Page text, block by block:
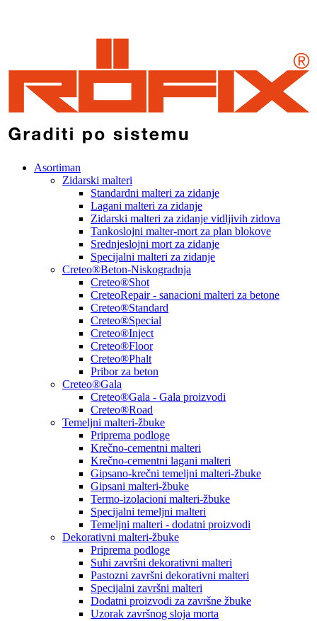
Asortiman
Zidarski malteri
Standardni malteri za zidanje
Lagani malteri za zidanje
Zidarski malteri za zidanje vidljivih zidova
Tankoslojni malter-mort za plan blokove
Srednjeslojni mort za zidanje
Specijalni malteri za zidanje
Creteo®Beton-Niskogradnja
Creteo®Shot
CreteoRepair - sanacioni malteri za betone
Creteo®Standard
Creteo®Special
Creteo®Inject
Creteo®Floor
Creteo®Phalt
Pribor za beton
Creteo®Gala
Creteo®Gala - Gala proizvodi
Creteo®Road
Temeljni malteri-žbuke
Priprema podloge
Krečno-cementni malteri
Krečno-cementni lagani malteri
Gipsano-krečni temeljni malteri-žbuke
Gipsani malteri-žbuke
Termo-izolacioni malteri-žbuke
Specijalni temeljni malteri
Temeljni malteri - dodatni proizvodi
Dekorativni malteri-žbuke
Priprema podloge
Suhi završni dekorativni malteri
Pastozni završni dekorativni malteri
Specijalni završni malteri
Dodatni proizvodi za završne žbuke
Uzorak završnog sloja morta